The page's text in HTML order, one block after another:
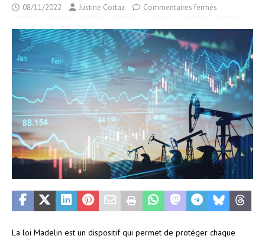
08/11/2022 Justine Cortaz Commentaires fermés
La loi Madelin est un dispositif qui permet de protéger chaque